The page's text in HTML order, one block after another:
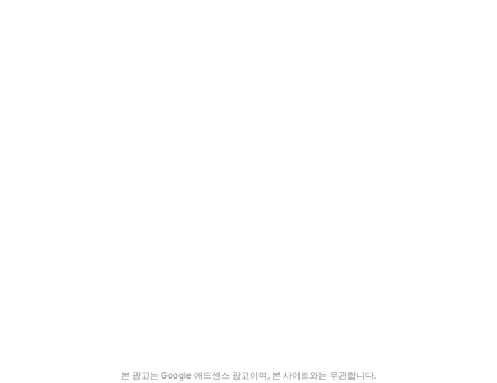
본 광고는 Google 애드센스 광고이며, 본 사이트와는 무관합니다.